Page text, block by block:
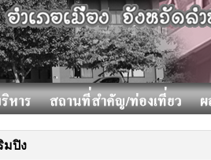
มปิง